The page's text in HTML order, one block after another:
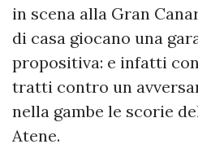
in scena alla Gran
di casa giocano una
propositiva: e infatti
tratti contro un
nella gambe le scorie
Atene.